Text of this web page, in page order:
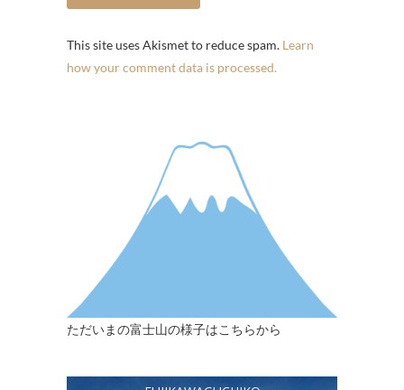
This site uses Akismet to reduce spam. Learn
how your comment data is processed.
ただいまの富士山の様子はこちらから